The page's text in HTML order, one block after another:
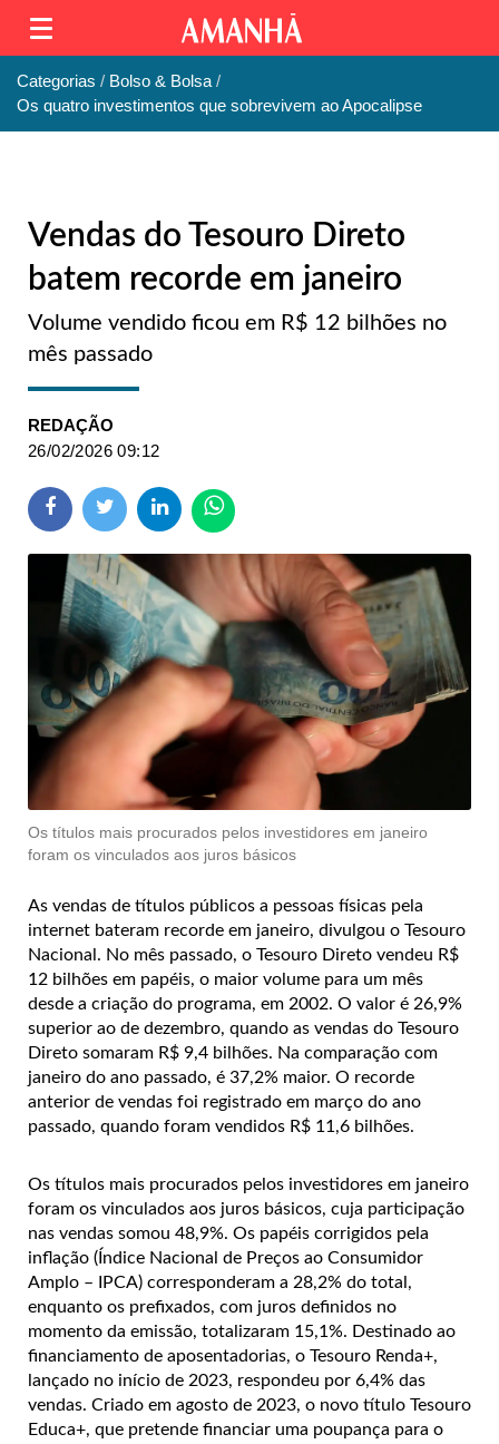
Categorias
Bolso & Bolsa
Os quatro investimentos que sobrevivem ao Apocalipse
Vendas do Tesouro Direto
batem recorde em janeiro
Volume vendido ficou em R$ 12 bilhões no
mês passado
REDAÇÃO
26/02/2026 09:12
Os títulos mais procurados pelos investidores em janeiro
foram os vinculados aos juros básicos
As vendas de títulos públicos a pessoas físicas pela
internet bateram recorde em janeiro, divulgou o Tesouro
Nacional. No mês passado, o Tesouro Direto vendeu R$
12 bilhões em papéis, o maior volume para um mês
desde a criação do programa, em 2002. O valor é 26,9%
superior ao de dezembro, quando as vendas do Tesouro
Direto somaram R$ 9,4 bilhões. Na comparação com
janeiro do ano passado, é 37,2% maior. O recorde
anterior de vendas foi registrado em março do ano
passado, quando foram vendidos R$ 11,6 bilhões.
Os títulos mais procurados pelos investidores em janeiro
foram os vinculados aos juros básicos, cuja participação
nas vendas somou 48,9%. Os papéis corrigidos pela
inflação (Índice Nacional de Preços ao Consumidor
Amplo – IPCA) corresponderam a 28,2% do total,
enquanto os prefixados, com juros definidos no
momento da emissão, totalizaram 15,1%. Destinado ao
financiamento de aposentadorias, o Tesouro Renda+,
lançado no início de 2023, respondeu por 6,4% das
vendas. Criado em agosto de 2023, o novo título Tesouro
Educa+, que pretende financiar uma poupança para o